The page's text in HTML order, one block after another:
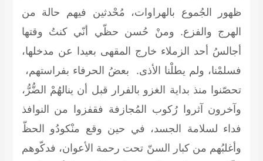
ظهور الجُموع بالهراوات، مُحْدثين فيهم حالة من
الهرج والفزع. ومنْ حُسن حظّي أنّي كنتُ وقتها
أجالسُ أحد الزملاء خارج المقهى بعيدا عن مدخلها،
فسلمْنا، ولم يطلْنا الأذى. بعضُ الحرفاء بفراستهم،
تحصّنوا منذ بداية الغزو بالفرار قبل أن ينالهُمْ الضُّرُّ،
وآخرون آثروا رُكوب المُجازفة فقفزوا من النوافذ
فداء لسلامة الجسد، في حين وقع منْكودُو الحظّ
وأغلبُهم من كبار السنّ تحت رحمة الأعوان، فدكّوهم